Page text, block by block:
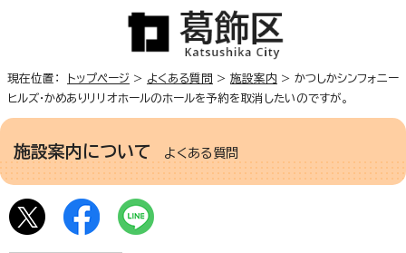
現在位置： トップページ > よくある質問 > 施設案内 > かつしかシンフォニー
ヒルズ・かめありリリオホールのホールを予約を取消したいのですが。
施設案内について よくある質問